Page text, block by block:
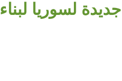
لسوريا لبناء